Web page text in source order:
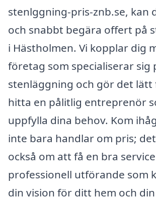
stenlggning-pris-znb.se, kan
och snabbt begära offert på
i Hästholmen. Vi kopplar dig
företag som specialiserar sig
stenläggning och gör det
hitta en pålitlig entreprenör
uppfylla dina behov. Kom
inte bara handlar om pris;
också om att få en bra
professionell utförande som
din vision för ditt hem och